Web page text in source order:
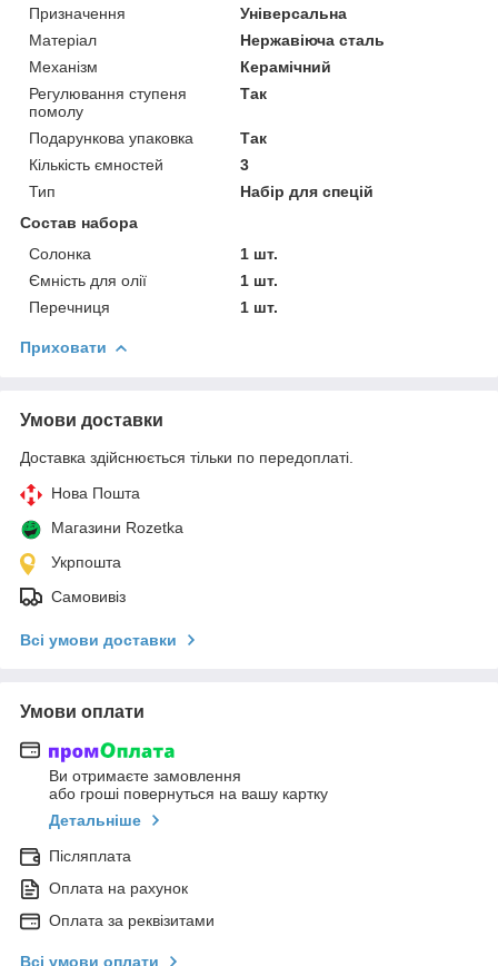
Призначення
Універсальна
Матеріал
Нержавіюча сталь
Механізм
Керамічний
Регулювання ступеня
помолу
Так
Подарункова упаковка
Так
Кількість ємностей
3
Тип
Набір для спецій
Состав набора
Солонка
1 шт.
Ємність для олії
1 шт.
Перечниця
1 шт.
Приховати
Умови доставки
Доставка здійснюється тільки по передоплаті.
Нова Пошта
Магазини Rozetka
Укрпошта
Самовивіз
Всі умови доставки
Умови оплати
Ви отримаєте замовлення
або гроші повернуться на вашу картку
Детальніше
Післяплата
Оплата на рахунок
Оплата за реквізитами
Всі умови оплати